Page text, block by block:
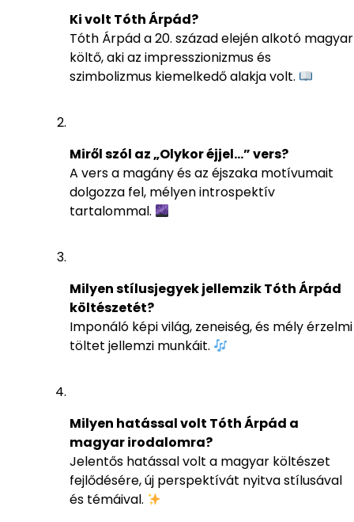
Ki volt Tóth Árpád?
Tóth Árpád a 20. század elején alkotó magyar
költő, aki az impresszionizmus és
szimbolizmus kiemelkedő alakja volt.
Miről szól az „Olykor éjjel…” vers?
A vers a magány és az éjszaka motívumait
dolgozza fel, mélyen introspektív
tartalommal.
Milyen stílusjegyek jellemzik Tóth Árpád
költészetét?
Imponáló képi világ, zeneiség, és mély érzelmi
töltet jellemzi munkáit.
Milyen hatással volt Tóth Árpád a
magyar irodalomra?
Jelentős hatással volt a magyar költészet
fejlődésére, új perspektívát nyitva stílusával
és témáival.